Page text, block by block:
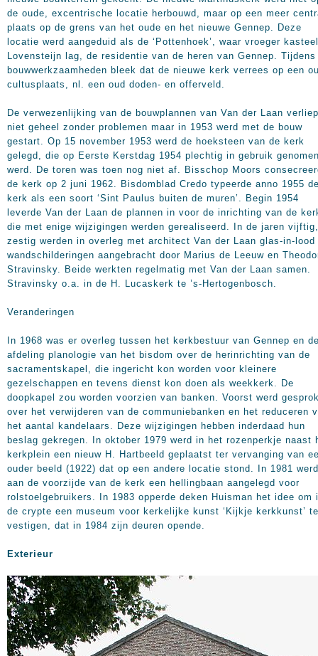
de oude, excentrische locatie herbouwd, maar op een meer
plaats op de grens van het oude en het nieuwe Gennep. Deze
locatie werd aangeduid als de ‘Pottenhoek’, waar vroeger kasteel
Lovensteijn lag, de residentie van de heren van Gennep. Tijdens
bouwwerkzaamheden bleek dat de nieuwe kerk verrees op een
cultusplaats, nl. een oud doden- en offerveld.
De verwezenlijking van de bouwplannen van Van der Laan verliep
niet geheel zonder problemen maar in 1953 werd met de bouw
gestart. Op 15 november 1953 werd de hoeksteen van de kerk
gelegd, die op Eerste Kerstdag 1954 plechtig in gebruik
werd. De toren was toen nog niet af. Bisschop Moors
de kerk op 2 juni 1962. Bisdomblad Credo typeerde anno 1955
kerk als een soort ‘Sint Paulus buiten de muren’. Begin 1954
leverde Van der Laan de plannen in voor de inrichting van de
die met enige wijzigingen werden gerealiseerd. In de jaren vijftig,
zestig werden in overleg met architect Van der Laan glas-in-lood
wandschilderingen aangebracht door Marius de Leeuw en
Stravinsky. Beide werkten regelmatig met Van der Laan samen.
Stravinsky o.a. in de H. Lucaskerk te ’s-Hertogenbosch.
Veranderingen
In 1968 was er overleg tussen het kerkbestuur van Gennep en
afdeling planologie van het bisdom over de herinrichting van de
sacramentskapel, die ingericht kon worden voor kleinere
gezelschappen en tevens dienst kon doen als weekkerk. De
doopkapel zou worden voorzien van banken. Voorst werd
over het verwijderen van de communiebanken en het reduceren
het aantal kandelaars. Deze wijzigingen hebben inderdaad hun
beslag gekregen. In oktober 1979 werd in het rozenperkje naast
kerkplein een nieuw H. Hartbeeld geplaatst ter vervanging van
ouder beeld (1922) dat op een andere locatie stond. In 1981 werd
aan de voorzijde van de kerk een hellingbaan aangelegd voor
rolstoelgebruikers. In 1983 opperde deken Huisman het idee om
de crypte een museum voor kerkelijke kunst ‘Kijkje kerkkunst’ te
vestigen, dat in 1984 zijn deuren opende.
Exterieur